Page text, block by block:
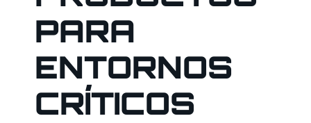
PARA
ENTORNOS
CRÍTICOS